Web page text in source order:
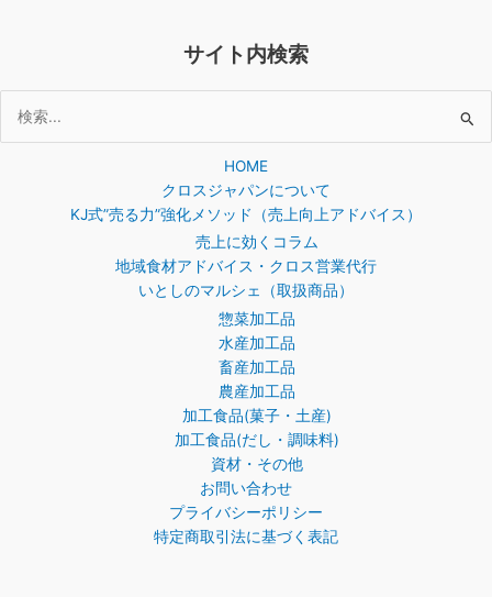
サイト内検索
索
HOME
クロスジャパンについて
KJ式”売る力”強化メソッド（売上向上アドバイス）
売上に効くコラム
地域食材アドバイス・クロス営業代行
いとしのマルシェ（取扱商品）
惣菜加工品
水産加工品
畜産加工品
農産加工品
加工食品(菓子・土産)
加工食品(だし・調味料)
資材・その他
お問い合わせ
プライバシーポリシー
特定商取引法に基づく表記